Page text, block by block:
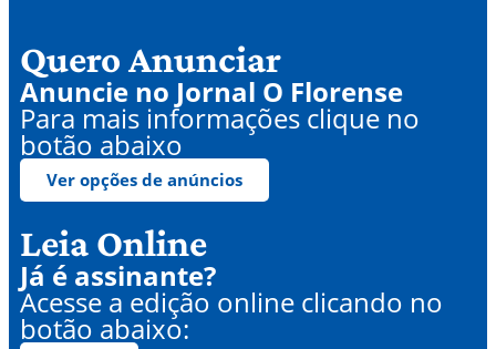
Quero Anunciar
Anuncie no Jornal O Florense
Para mais informações clique no
botão abaixo
Ver opções de anúncios
Leia Online
Já é assinante?
Acesse a edição online clicando no
botão abaixo: